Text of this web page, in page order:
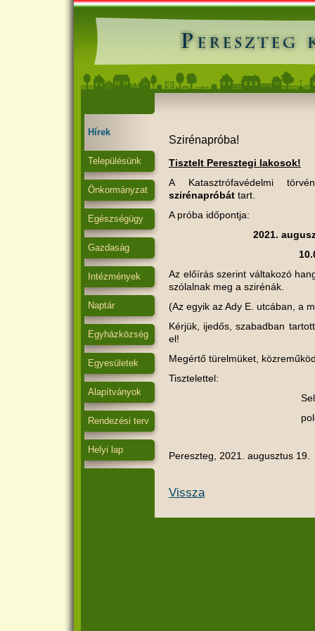
Hírek
Településünk
Önkormányzat
Egészségügy
Gazdaság
Intézmények
Naptár
Egyházközség
Egyesületek
Alapítványok
Rendezési terv
Helyi lap
Szirénapróba!
Tisztelt Peresztegi lakosok!
A Katasztrófavédelmi
szirénapróbát tart.
A próba időpontja:
2021.
Az előírás szerint váltakozó
szólalnak meg a szirénák.
(Az egyik az Ady E. utcában, a
Kérjük, ijedős, szabadban
el!
Megértő türelmüket,
Tisztelettel:
Sellei
Pereszteg, 2021. augusztus 19.
Vissza